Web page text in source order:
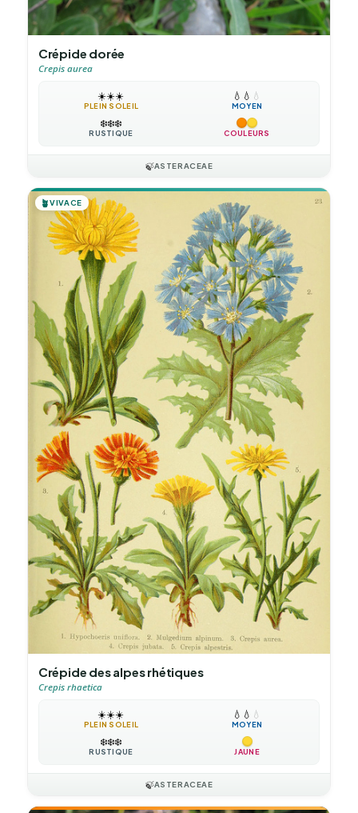
Crépide dorée
Crepis aurea
☀️☀️☀️
PLEIN SOLEIL
💧 💧 💧
MOYEN
❄️❄️❄️
RUSTIQUE COULEURS
🍃ASTERACEAE
🪴VIVACE
Crépide des alpes rhétiques
Crepis rhaetica
☀️☀️☀️
PLEIN SOLEIL
💧 💧 💧
MOYEN
❄️❄️❄️
RUSTIQUE JAUNE
🍃ASTERACEAE